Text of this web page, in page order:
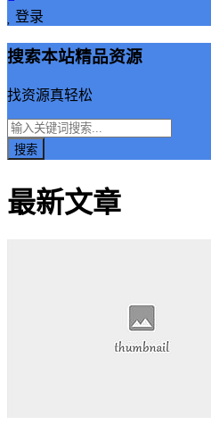
登录
搜索本站精品资源
找资源真轻松
最新文章